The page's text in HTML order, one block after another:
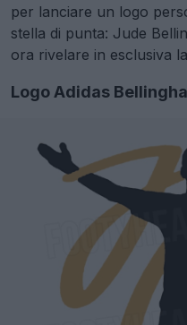
per lanciare un logo
stella di punta: Jude
ora rivelare in esclusiva
Logo Adidas